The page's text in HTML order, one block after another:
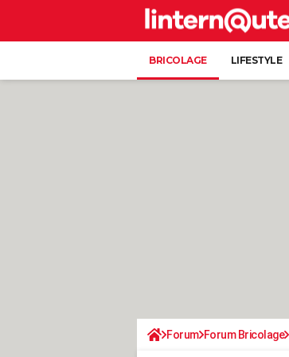
BRICOLAGE LIFESTYLE
Forum Forum Bricolage